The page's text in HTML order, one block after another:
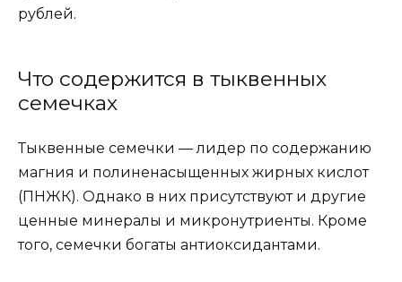
рублей.
Что содержится в тыквенных
семечках
Тыквенные семечки — лидер по содержанию
магния и полиненасыщенных жирных кислот
(ПНЖК). Однако в них присутствуют и другие
ценные минералы и микронутриенты. Кроме
того, семечки богаты антиоксидантами.